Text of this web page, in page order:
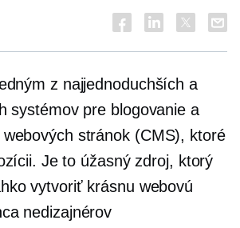
z najjednoduchších a
systémov pre blogovanie a
stránok (CMS), ktoré
Je to úžasný zdroj, ktorý
vytvoriť krásnu webovú
nedizajnérov